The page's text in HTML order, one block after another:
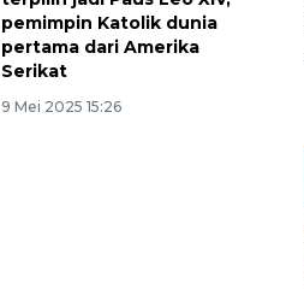
pemimpin Katolik dunia
pertama dari Amerika
Serikat
9 Mei 2025 15:26